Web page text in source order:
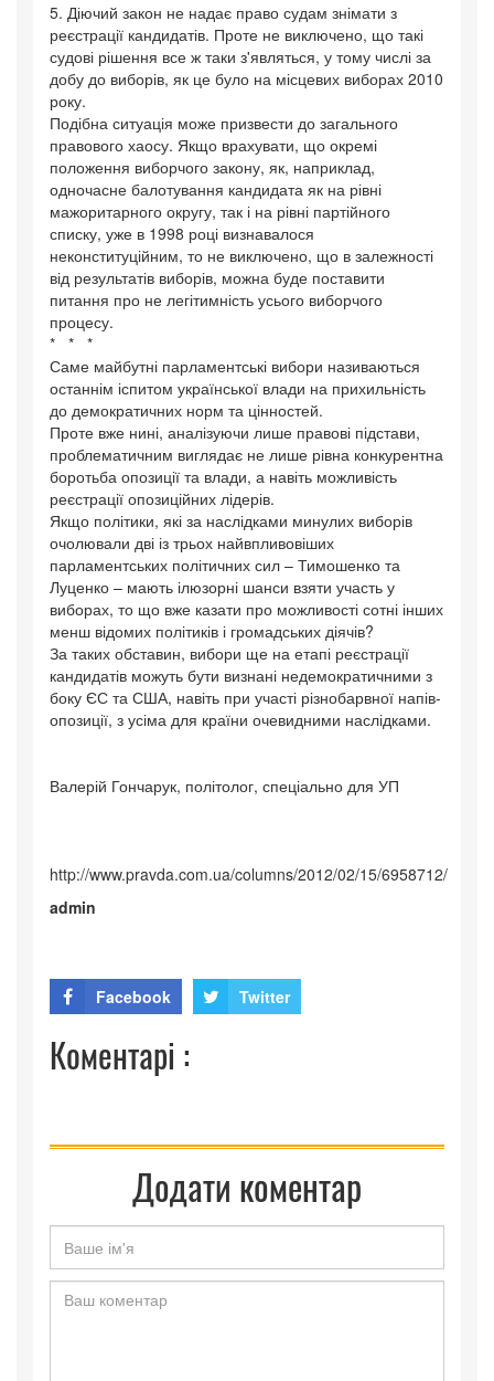
5. Діючий закон не надає право судам знімати з
реєстрації кандидатів. Проте не виключено, що такі
судові рішення все ж таки з'являться, у тому числі за
добу до виборів, як це було на місцевих виборах 2010
року.
Подібна ситуація може призвести до загального
правового хаосу. Якщо врахувати, що окремі
положення виборчого закону, як, наприклад,
одночасне балотування кандидата як на рівні
мажоритарного округу, так і на рівні партійного
списку, уже в 1998 році визнавалося
неконституційним, то не виключено, що в залежності
від результатів виборів, можна буде поставити
питання про не легітимність усього виборчого
процесу.
* * *
Саме майбутні парламентські вибори називаються
останнім іспитом української влади на прихильність
до демократичних норм та цінностей.
Проте вже нині, аналізуючи лише правові підстави,
проблематичним виглядає не лише рівна конкурентна
боротьба опозиції та влади, а навіть можливість
реєстрації опозиційних лідерів.
Якщо політики, які за наслідками минулих виборів
очолювали дві із трьох найвпливовіших
парламентських політичних сил – Тимошенко та
Луценко – мають ілюзорні шанси взяти участь у
виборах, то що вже казати про можливості сотні інших
менш відомих політиків і громадських діячів?
За таких обставин, вибори ще на етапі реєстрації
кандидатів можуть бути визнані недемократичними з
боку ЄС та США, навіть при участі різнобарвної напів-
опозиції, з усіма для країни очевидними наслідками.
Валерій Гончарук, політолог, спеціально для УП
http://www.pravda.com.ua/columns/2012/02/15/6958712/
admin
Facebook Twitter
Коментарі :
Додати коментар